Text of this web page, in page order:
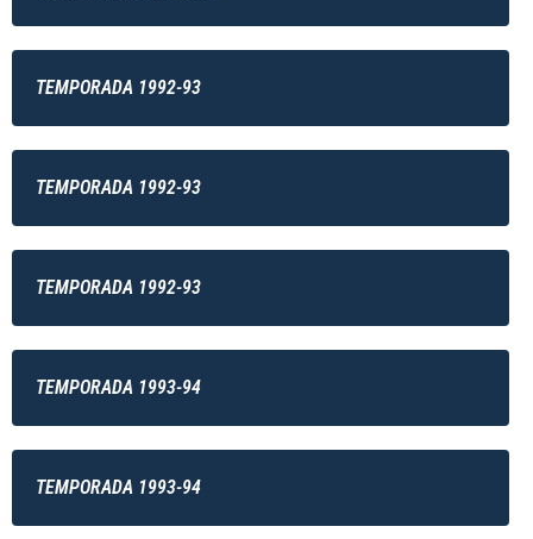
TEMPORADA 1992-93
TEMPORADA 1992-93
TEMPORADA 1992-93
TEMPORADA 1993-94
TEMPORADA 1993-94